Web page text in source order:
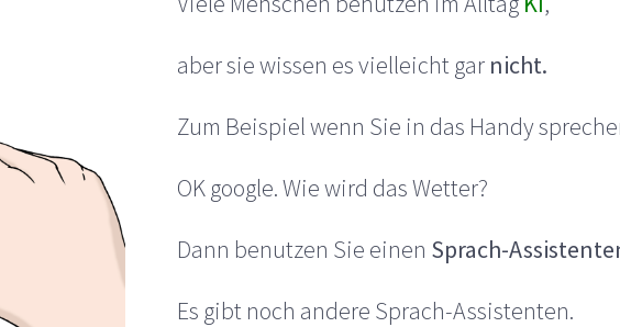
aber sie wissen es vielleicht gar nicht.
Zum Beispiel wenn Sie in das Handy
OK google. Wie wird das Wetter?
Dann benutzen Sie einen Sprach-
Es gibt noch andere Sprach-Assistenten.